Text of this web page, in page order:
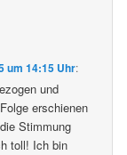
um 14:15 Uhr:
und
erschienen
Stimmung
toll! Ich bin